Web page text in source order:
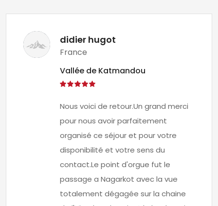
didier hugot
France
Vallée de Katmandou
Nous voici de retour.Un grand merci
pour nous avoir parfaitement
organisé ce séjour et pour votre
disponibilité et votre sens du
contact.Le point d'orgue fut le
passage a Nagarkot avec la vue
totalement dégagée sur la chaine